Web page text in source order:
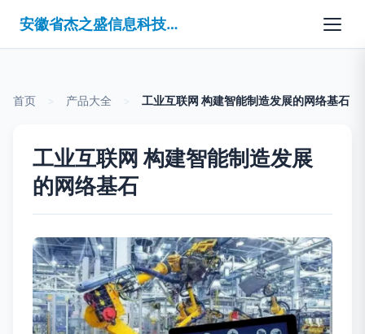
安徽省杰之盛信息科技有限公司
首页 产品大全 工业互联网 构建智能制造发展的网络基石
工业互联网 构建智能制造发展
的网络基石